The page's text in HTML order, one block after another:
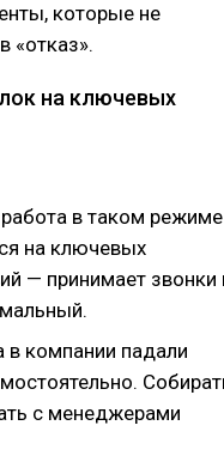
которые не
«отказ».
на ключевых
в таком режиме
на ключевых
— принимает звонки
в компании падали
с менеджерами